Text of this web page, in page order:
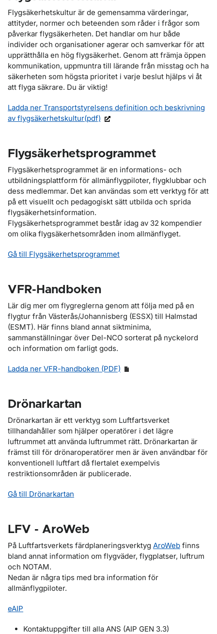
Flygsäkerhetskultur är de gemensamma värderingar,
attityder, normer och beteenden som råder i frågor som
påverkar flygsäkerheten. Det handlar om hur både
individer och organisationer agerar och samverkar för att
upprätthålla en hög flygsäkerhet. Genom att främja öppen
kommunikation, uppmuntra till lärande från misstag och ha
säkerheten som högsta prioritet i varje beslut hjälps vi åt
att flyga säkrare. Du är viktig!
Ladda ner Transportstyrelsens definition och beskrivning
av flygsäkerhetskultur(pdf)
Flygsäkerhetsprogrammet
Flygsäkerhetsprogrammet är en informations- och
utbildningsplattform för allmänflygpiloter, flygklubbar och
dess medlemmar. Det kan användas som ett verktyg för att
på ett visuellt och pedagogiskt sätt utbilda och sprida
flygsäkerhetsinformation.
Flygsäkerhetsprogrammet består idag av 32 kompendier
om olika flygsäkerhetsområden inom allmänflyget.
Gå till Flygsäkerhetsprogrammet
VFR-Handboken
Lär dig mer om flygreglerna genom att följa med på en
flygtur från Västerås/Johannisberg (ESSX) till Halmstad
(ESMT). Här finns bland annat siktminima,
sammanställningar över Del-NCO sorterat på nyckelord
och information om farligt gods.
Ladda ner VFR-handboken (PDF)
Drönarkartan
Drönarkartan är ett verktyg som Luftfartsverket
tillhandahåller som hjälper operatörer i det lägre
luftrummet att använda luftrummet rätt. Drönarkartan är
främst till för drönaroperatörer men är även användbar för
konventionell luftfart då flertalet exempelvis
restriktionsområden är publicerade.
Gå till Drönarkartan
LFV - AroWeb
På Luftfartsverkets färdplaneringsverktyg AroWeb finns
bland annat information om flygväder, flygplatser, luftrum
och NOTAM.
Nedan är några tips med bra information för
allmänflygpiloter.
eAIP
Kontaktuppgifter till alla ANS (AIP GEN 3.3)